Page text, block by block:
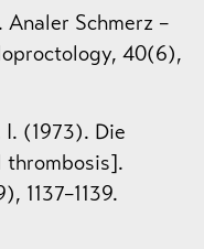
Analer Schmerz –
40(6),
(1973). Die
thrombosis].
1137–1139.